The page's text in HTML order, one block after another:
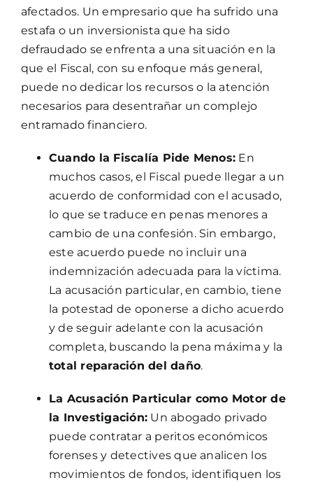
afectados. Un empresario que ha sufrido una
estafa o un inversionista que ha sido
defraudado se enfrenta a una situación en la
que el Fiscal, con su enfoque más general,
puede no dedicar los recursos o la atención
necesarios para desentrañar un complejo
entramado financiero.
Cuando la Fiscalía Pide Menos: En
muchos casos, el Fiscal puede llegar a un
acuerdo de conformidad con el acusado,
lo que se traduce en penas menores a
cambio de una confesión. Sin embargo,
este acuerdo puede no incluir una
indemnización adecuada para la víctima.
La acusación particular, en cambio, tiene
la potestad de oponerse a dicho acuerdo
y de seguir adelante con la acusación
completa, buscando la pena máxima y la
total reparación del daño.
La Acusación Particular como Motor de
la Investigación: Un abogado privado
puede contratar a peritos económicos
forenses y detectives que analicen los
movimientos de fondos, identifiquen los